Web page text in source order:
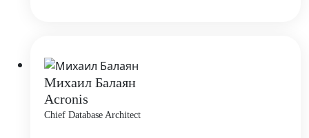
Михаил Балаян
Acronis
Chief Database Architect